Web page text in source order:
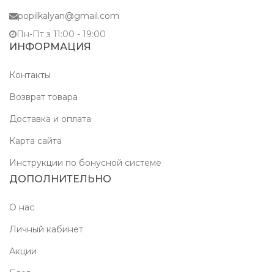
popilkalyan@gmail.com
Пн-Пт з 11:00 - 19:00
ИНФОРМАЦИЯ
Контакты
Возврат товара
Доставка и оплата
Карта сайта
Инструкции по бонусной системе
ДОПОЛНИТЕЛЬНО
О нас
Личный кабинет
Акции